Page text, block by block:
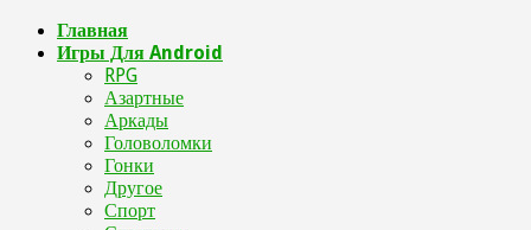
Главная
Игры Для Android
RPG
Азартные
Аркады
Головоломки
Гонки
Другое
Спорт